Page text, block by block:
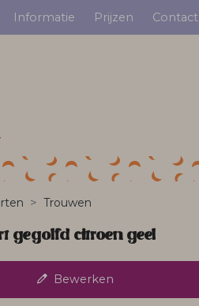
Informatie Prijzen Contact
Trouwen
gegolfd citroen geel
Bewerken